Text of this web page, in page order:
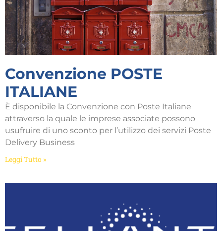
Convenzione POSTE
ITALIANE
È disponibile la Convenzione con Poste Italiane
attraverso la quale le imprese associate possono
usufruire di uno sconto per l’utilizzo dei servizi Poste
Delivery Business
Leggi Tutto »